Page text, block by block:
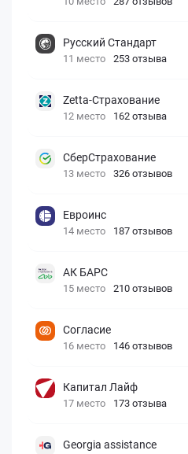
Русский Стандарт
11 место 253 отзыва
Zetta-Страхование
12 место 162 отзыва
СберСтрахование
13 место 326 отзывов
Евроинс
14 место 187 отзывов
АК БАРС
15 место 210 отзывов
Согласие
16 место 146 отзывов
Капитал Лайф
17 место 173 отзыва
Georgia assistance